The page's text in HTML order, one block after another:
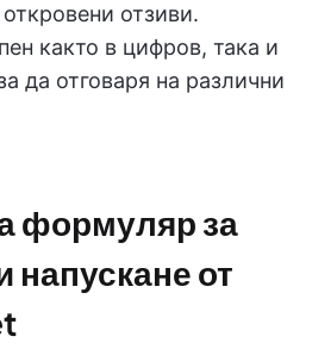
отзиви.
както в цифров, така и
да отговаря на различни
формуляр за
напускане от